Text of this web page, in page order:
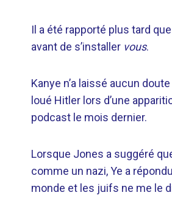
Il a été rapporté plus tard
avant de s’installer vous.
Kanye n’a laissé aucun
loué Hitler lors d’une
podcast le mois dernier.
Lorsque Jones a suggéré
comme un nazi, Ye a
monde et les juifs ne me le